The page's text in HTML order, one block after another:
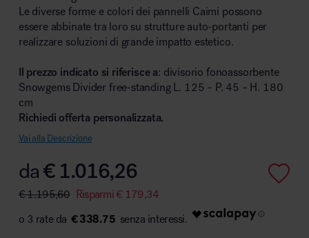
Area hospitality
Le diverse forme e colori dei pannelli Caimi possono
essere abbinate tra loro su strutture auto-portanti per
realizzare soluzioni di grande impatto estetico.
Il prezzo indicato si riferisce a: divisorio fonoassorbente
Snowgems Divider free-standing L. 125 – P. 45 – H. 180
cm
Richiedi offerta personalizzata.
Vai alla Descrizione
da€1.016,26
€1.195,60 Risparmi€ 179,34
€ 338.75